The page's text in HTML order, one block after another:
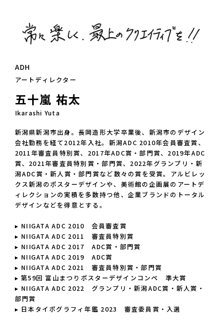
ADH
アートディレクター
五十嵐 祐太
Ikarashi Yuta
新潟県新潟市出身。長岡造形大学卒業後、新潟市のデザイン
会社勤務を経て2012年入社。新潟ADC 2010年会員審査賞、
2011年審査員特別賞、2017年ADC賞・部門賞、2019年ADC
賞、2021年審査員特別賞・部門賞、2022年グランプリ・新
潟ADC賞・新人賞・部門賞など数々の賞を受賞。アルビレッ
クス新潟のポスターデザインや、美術館の企画展のアートデ
ィレクションの実積を多数持つ他、企業ブランドのトータル
デザインなどを得意とする。
▸ NIIGATA ADC 2010　会員審査賞
▸ NIIGATA ADC 2011　審査員特別賞
▸ NIIGATA ADC 2017　ADC賞・部門賞
▸ NIIGATA ADC 2019　ADC賞
▸ NIIGATA ADC 2021　審査員特別賞・部門賞
▸ 第59回 富山まつりポスターデザインコンペ　準大賞
▸ NIIGATA ADC 2022　グランプリ・新潟ADC賞・新人賞・
部門賞
▸ 日本タイポグラフィ年鑑 2023　審査委員賞・入選